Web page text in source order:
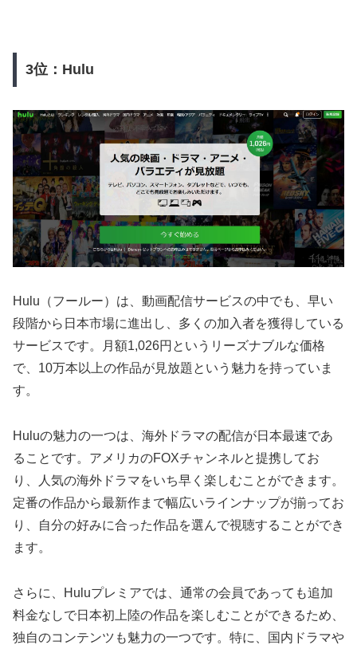
3位：Hulu
Hulu（フールー）は、動画配信サービスの中でも、早い
段階から日本市場に進出し、多くの加入者を獲得している
サービスです。月額1,026円というリーズナブルな価格
で、10万本以上の作品が見放題という魅力を持っていま
す。
Huluの魅力の一つは、海外ドラマの配信が日本最速であ
ることです。アメリカのFOXチャンネルと提携してお
り、人気の海外ドラマをいち早く楽しむことができます。
定番の作品から最新作まで幅広いラインナップが揃ってお
り、自分の好みに合った作品を選んで視聴することができ
ます。
さらに、Huluプレミアでは、通常の会員であっても追加
料金なしで日本初上陸の作品を楽しむことができるため、
独自のコンテンツも魅力の一つです。特に、国内ドラマや